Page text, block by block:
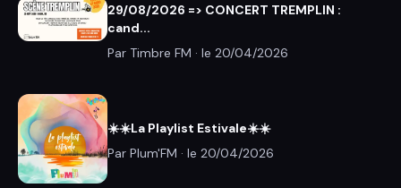
29/08/2026 => CONCERT TREMPLIN :
cand...
Par Timbre FM · le 20/04/2026
☀️☀️La Playlist Estivale☀️☀️
Par Plum'FM · le 20/04/2026